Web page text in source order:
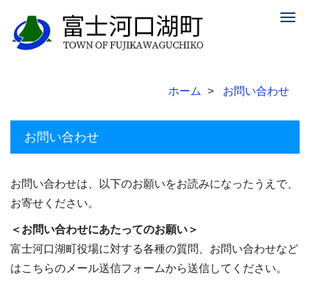
ホーム お問い合わせ
お問い合わせ
お問い合わせは、以下のお願いをお読みになったうえで、
お寄せください。
＜お問い合わせにあたってのお願い＞
富士河口湖町役場に対する各種の質問、お問い合わせなど
はこちらのメール送信フォームから送信してください。